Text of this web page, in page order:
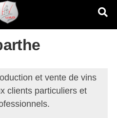
et vente de vins
clients particuliers et